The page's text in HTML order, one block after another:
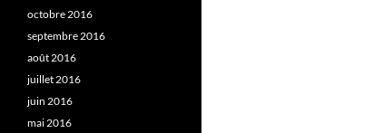
octobre 2016
septembre 2016
août 2016
juillet 2016
juin 2016
mai 2016